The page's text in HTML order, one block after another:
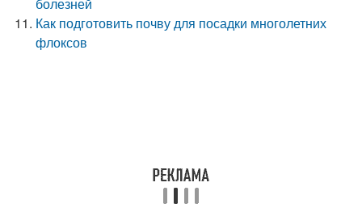
Как подготовить почву для посадки многолетних
флоксов